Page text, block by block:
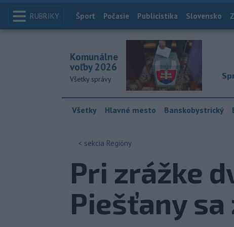
RUBRIKY Index
Šport Počasie Publicistika Slovensko
Komunálne
voľby 2026
Všetky správy
Všetky Hlavné mesto Banskobystrický
< sekcia Regióny
Pri zrážke
Piešťany